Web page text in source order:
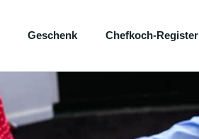
Geschenk Chefkoch-Register